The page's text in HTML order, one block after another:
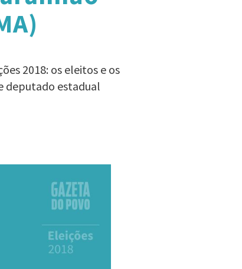
2018: os eleitos e os
deputado estadual